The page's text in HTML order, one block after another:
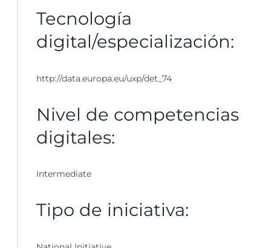
Tecnología
digital/especialización:
http://data.europa.eu/uxp/det_74
Nivel de competencias
digitales:
Intermediate
Tipo de iniciativa: